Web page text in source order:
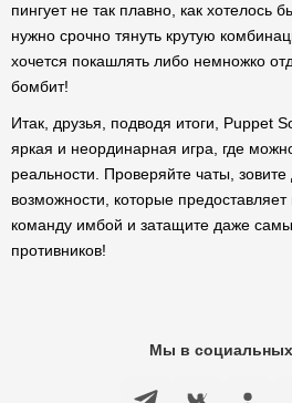
пингует не так плавно, как хотелось
нужно срочно тянуть крутую
хочется покашлять либо немножко
бомбит!
Итак, друзья, подводя итоги, Puppet
яркая и неординарная игра, где
реальности. Проверяйте чаты,
возможности, которые
команду имбой и затащите даже
противников!
Мы в социальных